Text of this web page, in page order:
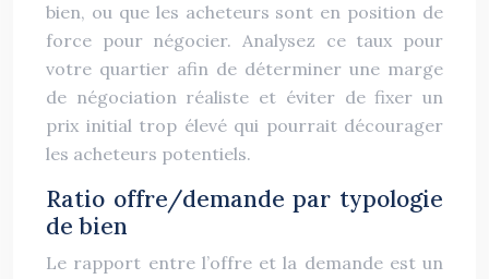
bien, ou que les acheteurs sont en position de
force pour négocier. Analysez ce taux pour
votre quartier afin de déterminer une marge
de négociation réaliste et éviter de fixer un
prix initial trop élevé qui pourrait décourager
les acheteurs potentiels.
Ratio offre/demande par typologie
de bien
Le rapport entre l’offre et la demande est un